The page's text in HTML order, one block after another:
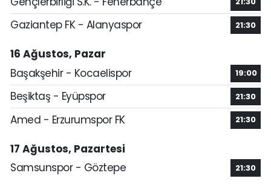
Gaziantep FK - Alanyaspor 21:30
16 Ağustos, Pazar
Başakşehir - Kocaelispor
19:00
Beşiktaş - Eyüpspor 21:30
Amed - Erzurumspor FK 21:30
17 Ağustos, Pazartesi
Samsunspor - Göztepe
21:30